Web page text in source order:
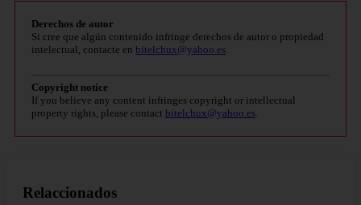
Derechos de autor
Si cree que algún contenido infringe derechos de autor o propiedad
intelectual, contacte en bitelchux@yahoo.es.
Copyright notice
If you believe any content infringes copyright or intellectual
property rights, please contact bitelchux@yahoo.es.
Relaccionados